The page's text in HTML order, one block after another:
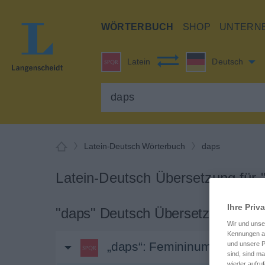
WÖRTERBUCH SHOP
Latein Deutsch
Latein-Deutsch Wörterbuch daps
Latein-Deutsch Übersetzung für
"daps" Deutsch Übersetzung
„daps“: Femininum | Plural
Ihre
Wir und
Kennungen
und unsere
sind, sind